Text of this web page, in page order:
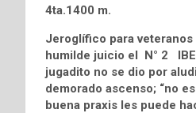
4ta.1400 m.
Jeroglífico para
humilde juicio el N° 2
jugadito no se dio por
demorado ascenso; “no
buena praxis les puede